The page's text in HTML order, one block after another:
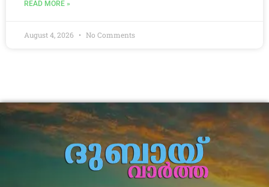
READ MORE »
August 4, 2026 No Comments